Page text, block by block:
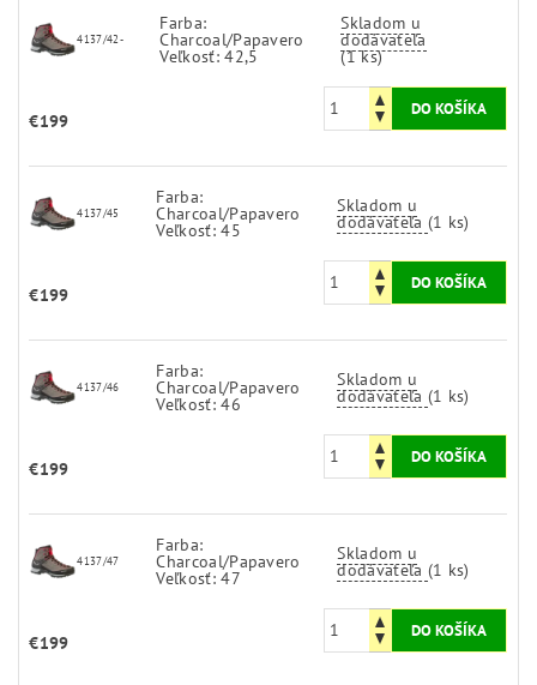
4137/42-
Farba:
Charcoal/Papavero
Veľkosť: 42,5
Skladom u
dodávateľa
(1 ks)
€199
4137/45
Farba:
Charcoal/Papavero
Veľkosť: 45
Skladom u
dodávateľa (1 ks)
€199
4137/46
Farba:
Charcoal/Papavero
Veľkosť: 46
Skladom u
dodávateľa (1 ks)
€199
4137/47
Farba:
Charcoal/Papavero
Veľkosť: 47
Skladom u
dodávateľa (1 ks)
€199